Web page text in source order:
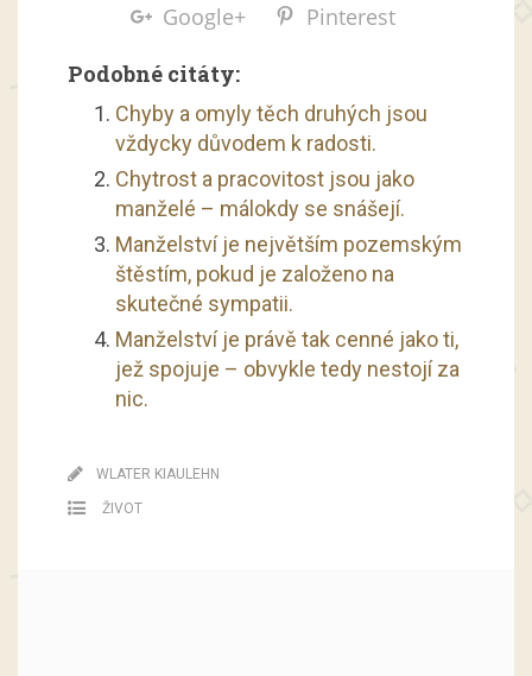
Google+
Pinterest
Podobné citáty:
Chyby a omyly těch druhých jsou
vždycky důvodem k radosti.
Chytrost a pracovitost jsou jako
manželé – málokdy se snášejí.
Manželství je největším pozemským
štěstím, pokud je založeno na
skutečné sympatii.
Manželství je právě tak cenné jako ti,
jež spojuje – obvykle tedy nestojí za
nic.
WLATER KIAULEHN
ŽIVOT